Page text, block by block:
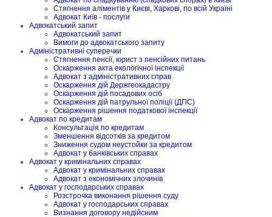
Стягнення аліментів у Києві, Харкові, по всій Україні
Адвокат Київ - послуги
Адвокатський запит
Адвокатський запит
Вимоги до адвокатського запиту
Адміністративні суперечки
Стягнення пенсії, юрист з пенсійних питань
Оскарження акта екологічної інспекції
Адвокат з адміністративних справ
Оскарження дій Держгеокадастру
Оскарження дій посадових осіб
Оскарження дій патрульної поліції (ДПС)
Оскарження рішення податкової інспекції
Адвокат по кредитам
Консультація по кредитам
Зменшення відсотків за кредитом
Зниження судом неустойки за кредитом
Адвокат у банківських справах
Адвокат у кримінальних справах
Адвокат у кримінальних справах
Адвокат з економічних злочинів
Адвокат у господарських справах
Розстрочка виконання рішення суду
Адвокат у господарських справах
Визнання договору недійсним